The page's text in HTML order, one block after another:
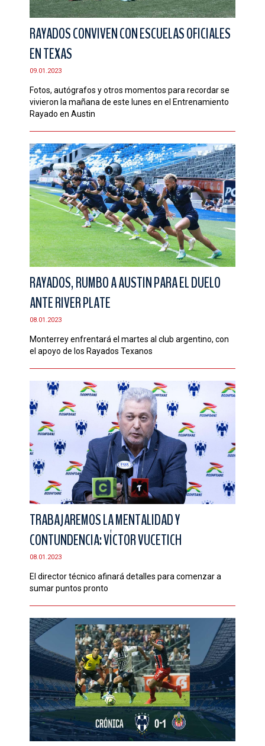
RAYADOS CONVIVEN CON ESCUELAS OFICIALES
EN TEXAS
09.01.2023
Fotos, autógrafos y otros momentos para recordar se
vivieron la mañana de este lunes en el Entrenamiento
Rayado en Austin
RAYADOS, RUMBO A AUSTIN PARA EL DUELO
ANTE RIVER PLATE
08.01.2023
Monterrey enfrentará el martes al club argentino, con
el apoyo de los Rayados Texanos
TRABAJAREMOS LA MENTALIDAD Y
CONTUNDENCIA: VÍCTOR VUCETICH
08.01.2023
El director técnico afinará detalles para comenzar a
sumar puntos pronto